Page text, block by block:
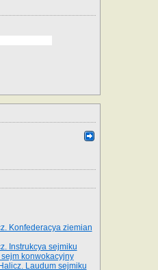
Konfederacya ziemian
Instrukcya sejmiku
konwokacyjny
Laudum sejmiku